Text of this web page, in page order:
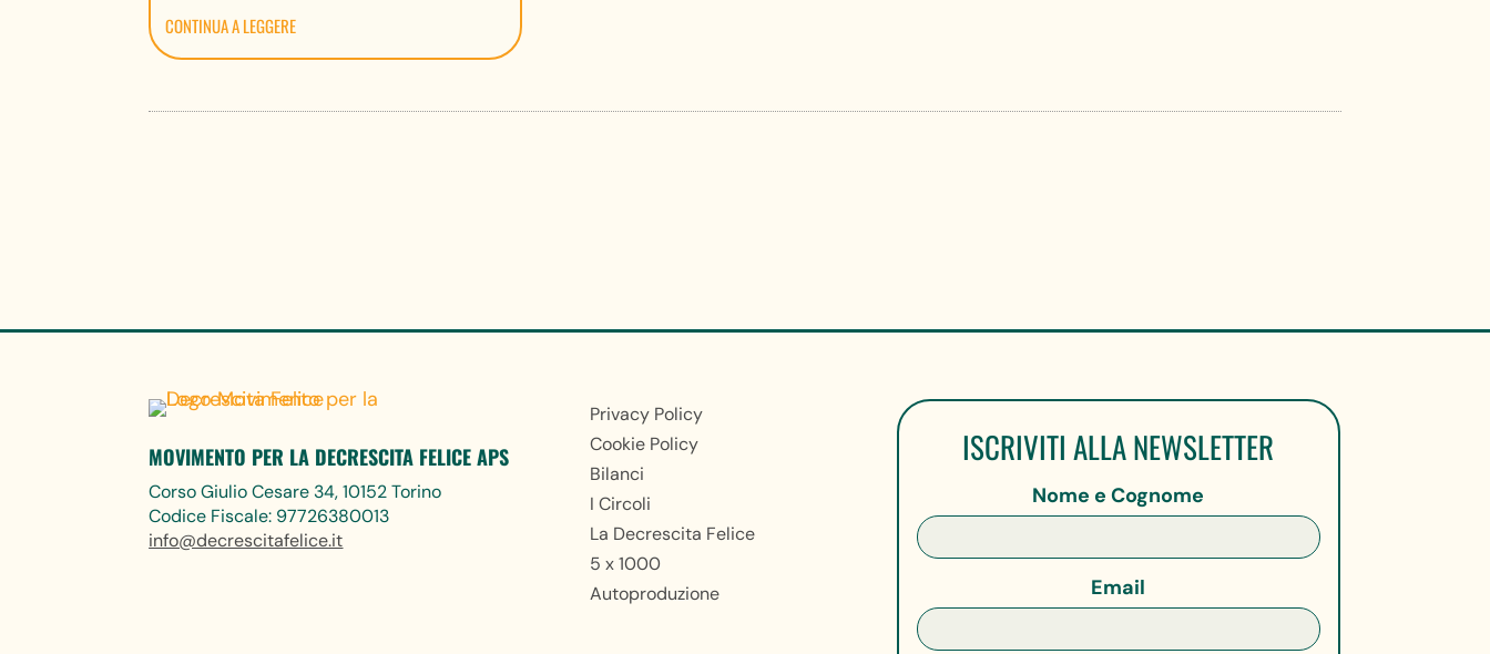
CONTINUA A LEGGERE
MOVIMENTO PER LA DECRESCITA FELICE APS
Corso Giulio Cesare 34, 10152 Torino
Codice Fiscale: 97726380013
info@decrescitafelice.it
Privacy Policy
Cookie Policy
Bilanci
I Circoli
La Decrescita Felice
5 x 1000
Autoproduzione
ISCRIVITI ALLA NEWSLETTER
Nome e Cognome
Email